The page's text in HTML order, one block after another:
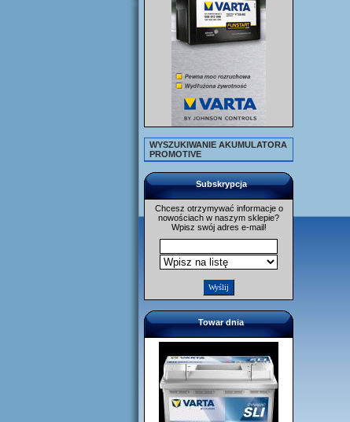
WYSZUKIWANIE AKUMULATORA
PROMOTIVE
Subskrypcja
Chcesz otrzymywać informacje o
nowościach w naszym sklepie?
Wpisz swój adres e-mail!
Towar dnia